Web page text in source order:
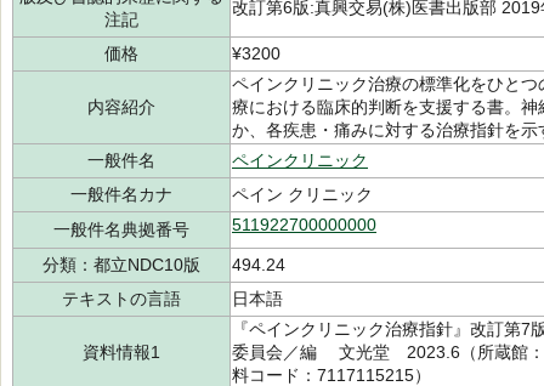
注記
改訂第6版:真興交易(株)医書出版部 2019
価格 ¥3200
内容紹介
ペインクリニック治療の標準化をひと
療における臨床的判断を支援する書。
か、各疾患・痛みに対する治療指針を示
一般件名
ペインクリニック
一般件名カナ
ペイン クリニック
一般件名典拠番号
511922700000000
分類：都立NDC10版
494.24
テキストの言語
日本語
資料情報1
『ペインクリニック治療指針』改訂第
委員会／編 文光堂 2023.6（所蔵館
料コード：7117115215）